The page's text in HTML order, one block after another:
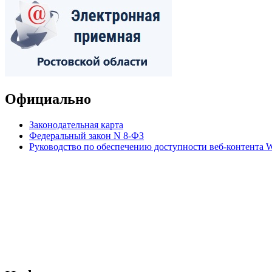
Официально
Законодательная карта
Федеральный закон N 8-ФЗ
Руководство по обеспечению доступности веб-контента